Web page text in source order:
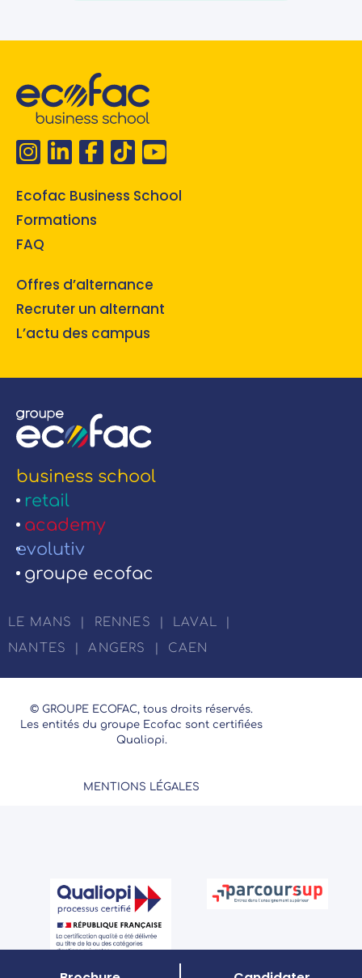
Ecofac Business School
Formations
FAQ
Offres d’alternance
Recruter un alternant
L’actu des campus
business school
retail
academy
evolutiv
groupe ecofac
LE MANS RENNES LAVAL
NANTES
ANGERS CAEN
© GROUPE ECOFAC, tous droits réservés.
Les entités du groupe Ecofac sont certifiées
Qualiopi.
MENTIONS LÉGALES